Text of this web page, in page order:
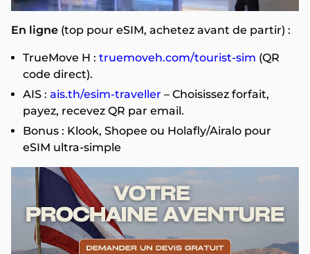
En ligne (top pour eSIM, achetez avant de partir) :
TrueMove H : truemoveh.com/tourist-sim (QR
code direct).
AIS : ais.th/esim-traveller – Choisissez forfait,
payez, recevez QR par email.
Bonus : Klook, Shopee ou Holafly/Airalo pour
eSIM ultra-simple